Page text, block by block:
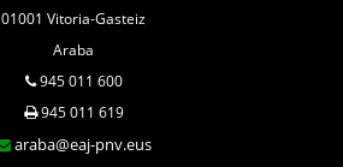
01001 Vitoria-Gasteiz
Araba
945 011 600
945 011 619
araba@eaj-pnv.eus